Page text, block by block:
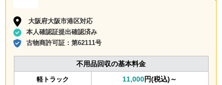
大阪府大阪市港区対応
本人確認証提出確認済み
古物商許可証：第62111号
不用品回収の基本料金
軽トラック 11,000円(税込)～